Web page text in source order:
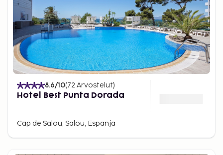
8.6/10(72 Arvostelut)
Hotel Best Punta Dorada
Cap de Salou, Salou, Espanja